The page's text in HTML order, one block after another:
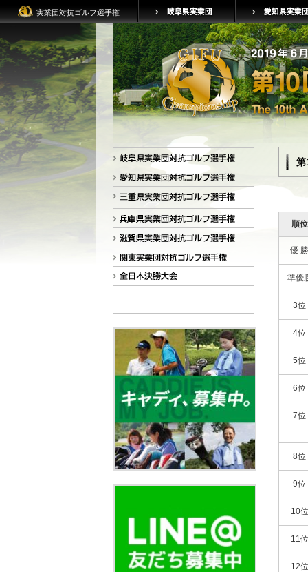
実業団対抗ゴルフ選手権
第
順位
優 勝
準優
3位
4位
5位
6位
7位
8位
9位
10位
11位
12位